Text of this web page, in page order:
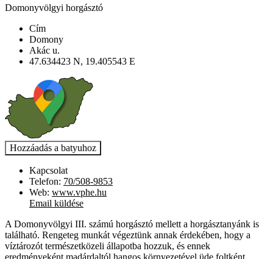
Domonyvölgyi horgásztó
Cím
Domony
Akác u.
47.634423 N, 19.405543 E
Kapcsolat
Telefon: 70/508-9853
Web: www.vphe.hu
Email küldése
A Domonyvölgyi III. számú horgásztó mellett a horgásztanyánk is
található. Rengeteg munkát végeztünk annak érdekében, hogy a
víztározót természetközeli állapotba hozzuk, és ennek
eredményeként madárdaltól hangos környezetével üde foltként